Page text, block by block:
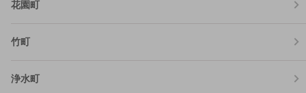
花園町
竹町
浄水町